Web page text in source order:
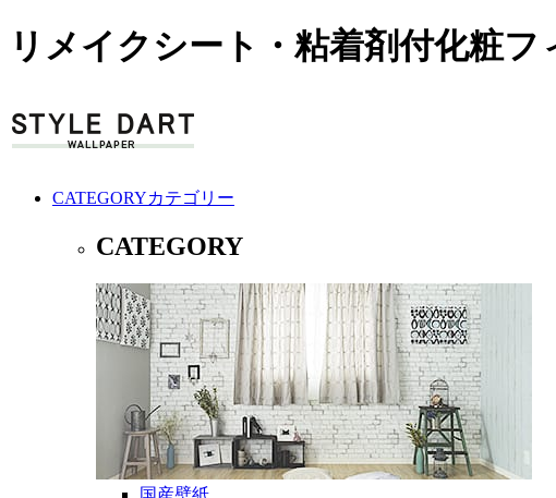
リメイクシート・粘着剤付化粧
CATEGORYカテゴリー
CATEGORY
国産壁紙